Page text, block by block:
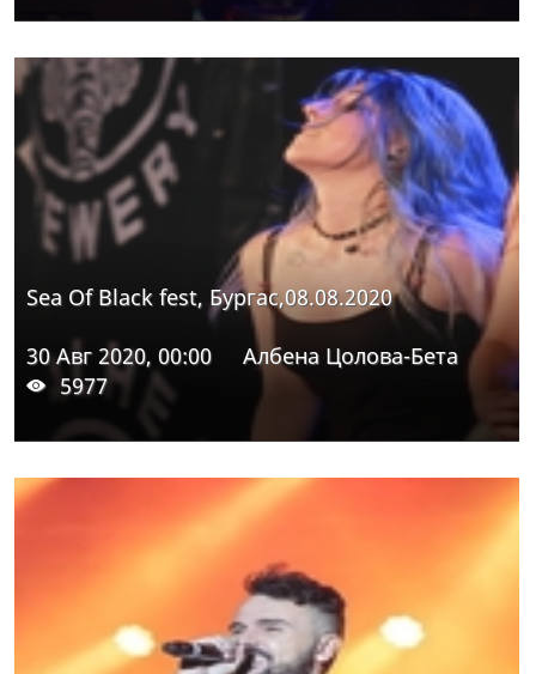
Sea Of Black fest, Бургас,08.08.2020
30 Авг 2020, 00:00
Албена Цолова-Бета
5977